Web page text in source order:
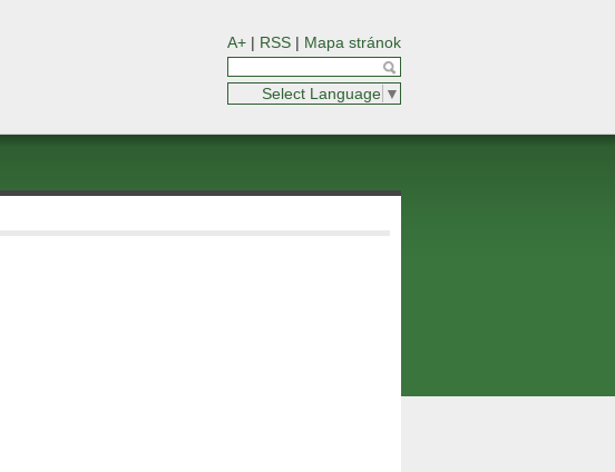
A+ | RSS | Mapa stránok
Select Language ▼